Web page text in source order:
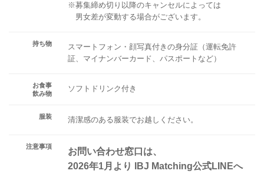
※募集締め切り以降のキャンセルによっては
男女差が変動する場合がございます。
持ち物
スマートフォン・顔写真付きの身分証（運転免許
証、マイナンバーカード、パスポートなど）
お食事
飲み物
ソフトドリンク付き
服装 清潔感のある服装でお越しください。
注意事項
お問い合わせ窓口は、
2026年1月より IBJ Matching公式LINEへ